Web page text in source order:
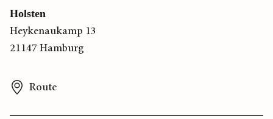
Holsten
Heykenaukamp 13
21147 Hamburg
Route